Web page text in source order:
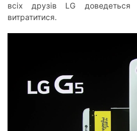
всіх друзів LG
витратитися.